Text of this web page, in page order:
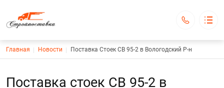
ООО "СТРОЙПОСТАВКА"
Основная навигация
О компании
Строка навигации
Главная Новости Поставка Стоек СВ 95-2 в Вологодский Р-н
Поставка стоек СВ 95-2 в